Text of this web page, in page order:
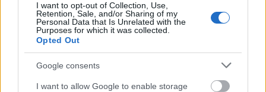
I want to opt-out of Collection, Use,
Retention, Sale, and/or Sharing of my
Personal Data that Is Unrelated with the
Purposes for which it was collected.
Opted Out
Google consents
I want to allow Google to enable storage
Országos hírek egészségügy daganat tudomány
szemműtét
lézer Nobel-díj